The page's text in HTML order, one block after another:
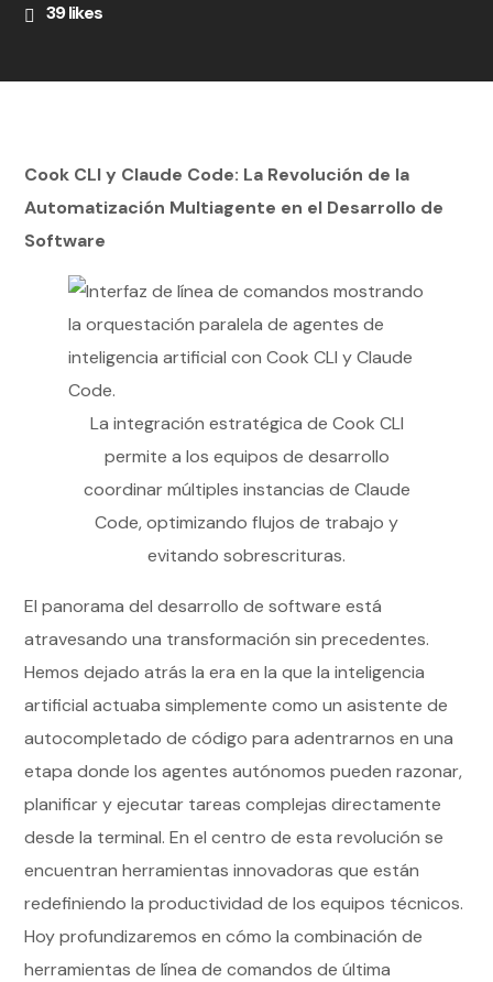
39likes
Cook CLI y Claude Code: La Revolución de la
Automatización Multiagente en el Desarrollo de
Software
La integración estratégica de Cook CLI
permite a los equipos de desarrollo
coordinar múltiples instancias de Claude
Code, optimizando flujos de trabajo y
evitando sobrescrituras.
El panorama del desarrollo de software está
atravesando una transformación sin precedentes.
Hemos dejado atrás la era en la que la inteligencia
artificial actuaba simplemente como un asistente de
autocompletado de código para adentrarnos en una
etapa donde los agentes autónomos pueden razonar,
planificar y ejecutar tareas complejas directamente
desde la terminal. En el centro de esta revolución se
encuentran herramientas innovadoras que están
redefiniendo la productividad de los equipos técnicos.
Hoy profundizaremos en cómo la combinación de
herramientas de línea de comandos de última